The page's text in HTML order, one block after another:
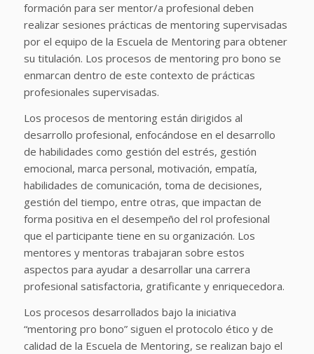
formación para ser mentor/a profesional deben
realizar sesiones prácticas de mentoring supervisadas
por el equipo de la Escuela de Mentoring para obtener
su titulación. Los procesos de mentoring pro bono se
enmarcan dentro de este contexto de prácticas
profesionales supervisadas.
Los procesos de mentoring están dirigidos al
desarrollo profesional, enfocándose en el desarrollo
de habilidades como gestión del estrés, gestión
emocional, marca personal, motivación, empatía,
habilidades de comunicación, toma de decisiones,
gestión del tiempo, entre otras, que impactan de
forma positiva en el desempeño del rol profesional
que el participante tiene en su organización. Los
mentores y mentoras trabajaran sobre estos
aspectos para ayudar a desarrollar una carrera
profesional satisfactoria, gratificante y enriquecedora.
Los procesos desarrollados bajo la iniciativa
“mentoring pro bono” siguen el protocolo ético y de
calidad de la Escuela de Mentoring, se realizan bajo el